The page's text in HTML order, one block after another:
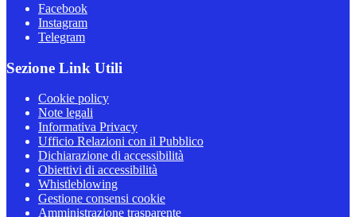
Facebook
Instagram
Telegram
Sezione Link Utili
Cookie policy
Note legali
Informativa Privacy
Ufficio Relazioni con il Pubblico
Dichiarazione di accessibilità
Obiettivi di accessibilità
Whistleblowing
Gestione consensi cookie
Amministrazione trasparente